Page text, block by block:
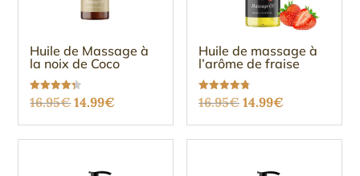
Huile de Massage à
la noix de Coco
Note
4.27
16.95€Le
prix
initial
était :
14.99€
prix
actuel
Huile de massage à
l’arôme de fraise
Note
4.75
16.95€ Le
prix
initial
14.99€
prix
actuel